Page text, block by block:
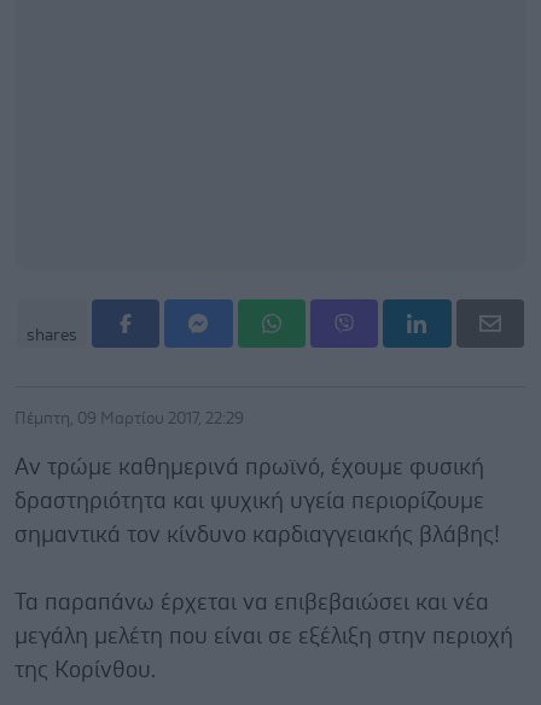
shares
Πέμπτη, 09 Μαρτίου 2017, 22:29
Αν τρώμε καθημερινά πρωϊνό, έχουμε φυσική
δραστηριότητα και ψυχική υγεία περιορίζουμε
σημαντικά τον κίνδυνο καρδιαγγειακής βλάβης!
Τα παραπάνω έρχεται να επιβεβαιώσει και νέα
μεγάλη μελέτη που είναι σε εξέλιξη στην περιοχή
της Κορίνθου.